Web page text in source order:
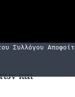
Συλλόγου
και